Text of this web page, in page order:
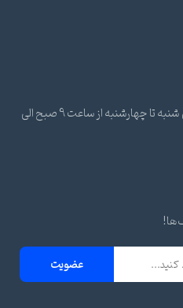
ساعات پاسخ گویی تلفنی و پشتیبانی شنبه تا چهارشنبه از ساعت 9 صبح الی
عضویت